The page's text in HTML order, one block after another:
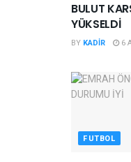
BULUT
YÜKSELDİ
BY KADIR 6
FUTBOL